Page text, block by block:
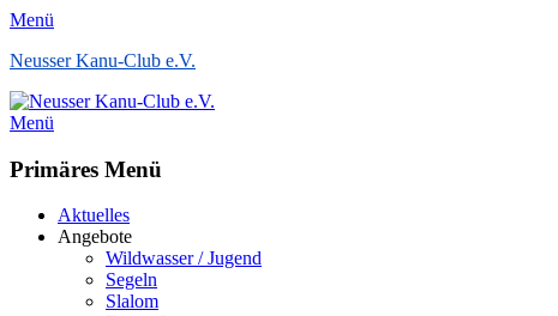
Menü
Neusser Kanu-Club e.V.
Menü
Primäres Menü
Zum
Inhalt
Aktuelles
Angebote
Wildwasser / Jugend
Segeln
Slalom